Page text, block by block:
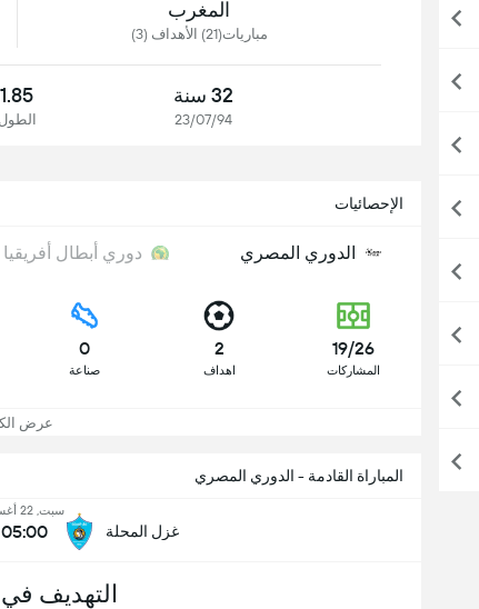
المغرب
مباريات(21) الأهداف (3)
32 سنة
23/07/94
1.85
الطول
الإحصائيات
الدوري المصري دوري أبطال أفريقيا
19/26
المشاركات
2
اهداف
0
صناعة
عرض
المباراة القادمة - الدوري المصري
غزل المحلة
سبت, 22 أغسطس
05:00 م
التهديف